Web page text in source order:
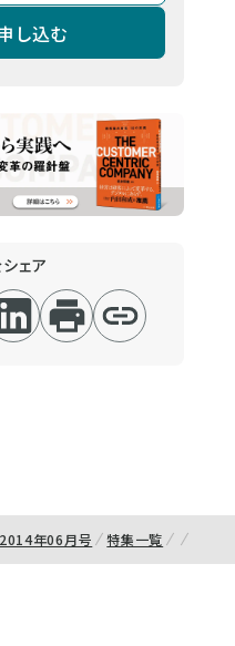
し込む
ェア
2014年06月号 特集一覧